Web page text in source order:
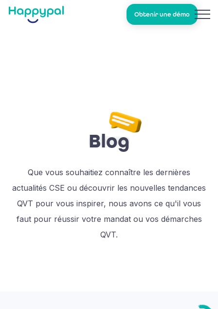
Obtenir une démo
Blog
Que vous souhaitiez connaître les dernières
actualités CSE ou découvrir les nouvelles tendances
QVT pour vous inspirer, nous avons ce qu'il vous
faut pour réussir votre mandat ou vos démarches
QVT.